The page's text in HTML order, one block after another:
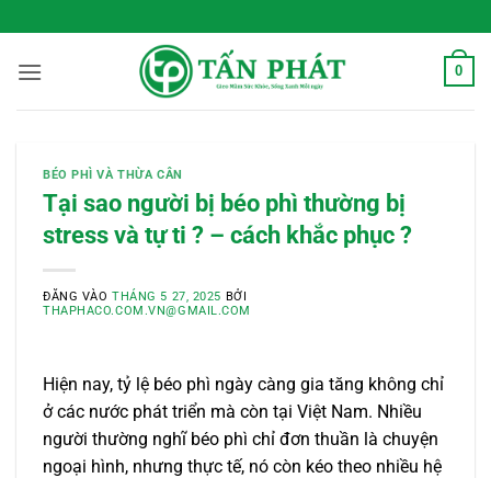
qua
nội
0
BÉO PHÌ VÀ THỪA CÂN
Tại sao người bị béo phì thường bị
stress và tự ti ? – cách khắc phục ?
ĐĂNG VÀOTHÁNG 5 27, 2025 BỞI
THAPHACO.COM.VN@GMAIL.COM
Hiện nay, tỷ lệ béo phì ngày càng gia tăng không chỉ
ở các nước phát triển mà còn tại Việt Nam. Nhiều
người thường nghĩ béo phì chỉ đơn thuần là chuyện
ngoại hình, nhưng thực tế, nó còn kéo theo nhiều hệ